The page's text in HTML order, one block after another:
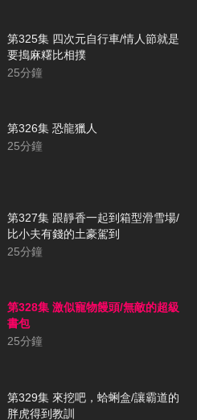
第325集 四次元自行車/情人節就是
要搗麻糬比相撲
25分鐘
第326集 恐龍獵人
25分鐘
第327集 跟靜香一起到箱型滑雪場/
比小夫有錢的土豪駕到
25分鐘
第328集 激似寵物饅頭/無敵的超級
書包
25分鐘
第329集 來挖吧，蛤蜊盒/讓霸道的
胖虎得到教訓